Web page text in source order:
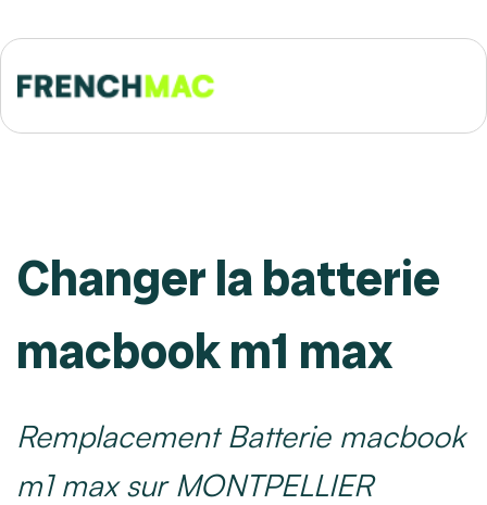
Changer la batterie
macbook m1 max
Remplacement Batterie macbook
m1 max sur MONTPELLIER